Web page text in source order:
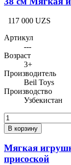
117 000 UZS
Артикул
---
Возраст
3+
Производитель
Beil Toys
Производство
Узбекистан
В корзину
Мягкая
присоской